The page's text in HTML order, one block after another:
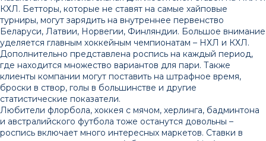
КХЛ. Бетторы, которые не ставят на самые хайповые
турниры, могут зарядить на внутреннее первенство
Беларуси, Латвии, Норвегии, Финляндии. Большое внимание
уделяется главным хоккейным чемпионатам – НХЛ и КХЛ.
Дополнительно представлена роспись на каждый период,
где находится множество вариантов для пари. Также
клиенты компании могут поставить на штрафное время,
броски в створ, голы в большинстве и другие
статистические показатели.
Любители флорбола, хоккея с мячом, херлинга, бадминтона
и австралийского футбола тоже останутся довольны –
роспись включает много интересных маркетов. Ставки в